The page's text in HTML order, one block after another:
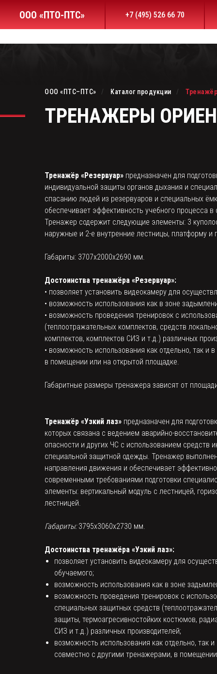
ООО «ПТО-ПТС» +7 (495) 526 66 70
АО «ПТС»Продукция
Компрессоры
Дыхательная техника
Специальная защитная
Средства спасения
Контакты
Завод — изготовитель АО
Материалы для скачивания
+7 (495) 526 66 70
ООО «ПТС–ПТС» / Каталог продукции /
ТРЕНАЖЕРЫ
Тренажёр «Резервуар» предназначен для
индивидуальной защиты органов дыхания и
спасанию людей из резервуаров и специальных
обеспечивает эффективность учебного процесса
Тренажер содержит следующие элементы: 3
наружные и 2-е внутренние лестницы, платформу и
Габариты: 3707x2000x2690 мм.
Достоинства тренажёра «Резервуар»:
• позволяет установить видеокамеру для
• возможность использования как в зоне
• возможность проведения тренировок с
(теплоотражательных комплектов, средств
комплектов, комплектов СИЗ и т.д.) различных
• возможность использования как отдельно, так и
в помещении или на открытой площадке.
Габаритные размеры тренажера зависят от
Тренажёр «Узкий лаз» предназначен для
которых связана с ведением аварийно-
опасности и других ЧС с использованием средств
специальной защитной одежды. Тренажер
направления движения и обеспечивает
современными требованиями подготовки
элементы: вертикальный модуль с лестницей,
лестницей.
Габариты:3795x3060x2730 мм.
Достоинства тренажёра «Узкий лаз»:
позволяет установить видеокамеру для
обучаемого;
возможность использования как в зоне
возможность проведения тренировок с
специальных защитных средств
защиты, термоагресивностойких костюмов,
СИЗ и т.д.) различных производителей;
возможность использования как отдельно, так
совместно с другими тренажерами, в